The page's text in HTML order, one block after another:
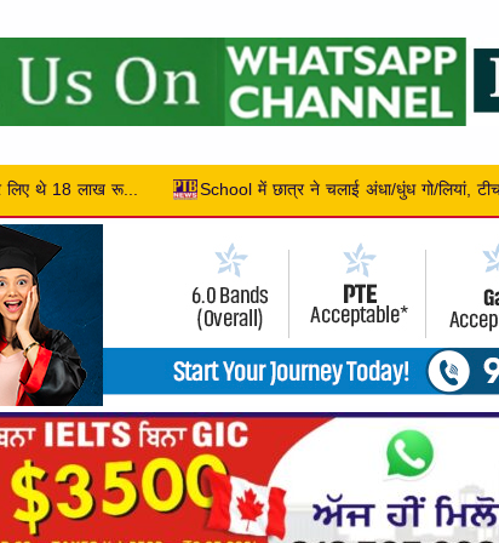
अंधा/धुंध गो/लियां, टीचर सहित 2 की हुई मौत, 10 बच्चे हुए लहूलु/हान